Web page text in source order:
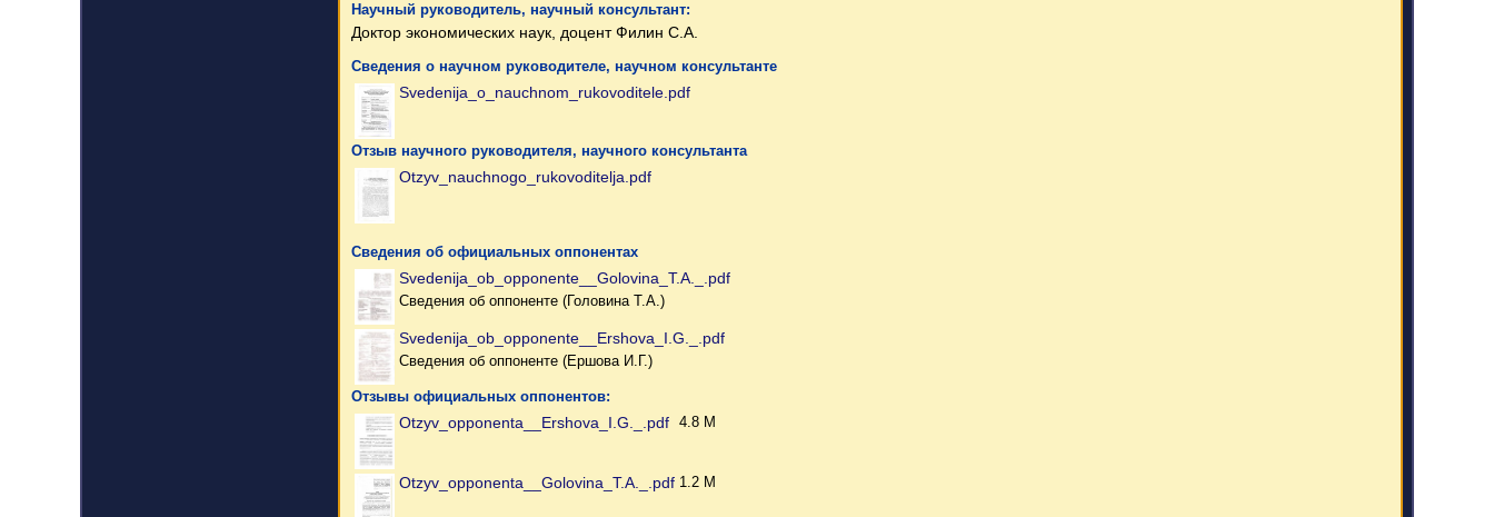
Научный руководитель, научный консультант:
Доктор экономических наук, доцент Филин С.А.
Сведения о научном руководителе, научном консультанте
Svedenija_o_nauchnom_rukovoditele.pdf
Отзыв научного руководителя, научного консультанта
Otzyv_nauchnogo_rukovoditelja.pdf
Сведения об официальных оппонентах
Svedenija_ob_opponente__Golovina_T.A._.pdf
Сведения об оппоненте (Головина Т.А.)
Svedenija_ob_opponente__Ershova_I.G._.pdf
Сведения об оппоненте (Ершова И.Г.)
Отзывы официальных оппонентов:
Otzyv_opponenta__Ershova_I.G._.pdf 4.8 M
Otzyv_opponenta__Golovina_T.A._.pdf 1.2 M